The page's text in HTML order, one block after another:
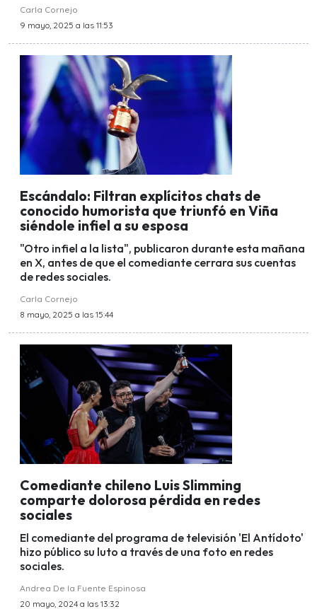
Carla Cornejo
9 mayo, 2025 a las 11:53
Escándalo: Filtran explícitos chats de
conocido humorista que triunfó en Viña
siéndole infiel a su esposa
"Otro infiel a la lista", publicaron durante esta mañana
en X, antes de que el comediante cerrara sus cuentas
de redes sociales.
Carla Cornejo
8 mayo, 2025 a las 15:44
Comediante chileno Luis Slimming
comparte dolorosa pérdida en redes
sociales
El comediante del programa de televisión 'El Antídoto'
hizo público su luto a través de una foto en redes
sociales.
Andrea De la Fuente Espinosa
20 mayo, 2024 a las 13:32